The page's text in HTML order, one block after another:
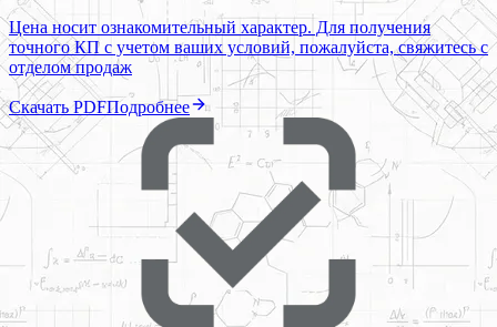
Цена носит ознакомительный характер. Для получения
точного КП с учетом ваших условий, пожалуйста, свяжитесь с
отделом продаж
Скачать PDFПодробнее